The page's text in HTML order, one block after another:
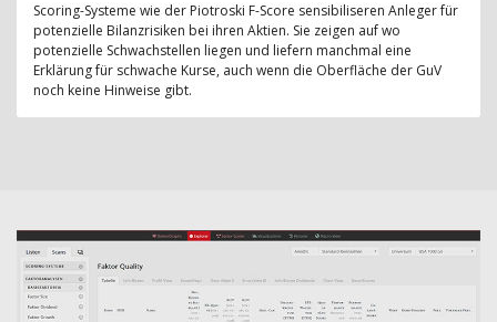
Scoring-Systeme wie der Piotroski F-Score sensibiliseren Anleger für
potenzielle Bilanzrisiken bei ihren Aktien. Sie zeigen auf wo
potenzielle Schwachstellen liegen und liefern manchmal eine
Erklärung für schwache Kurse, auch wenn die Oberfläche der GuV
noch keine Hinweise gibt.